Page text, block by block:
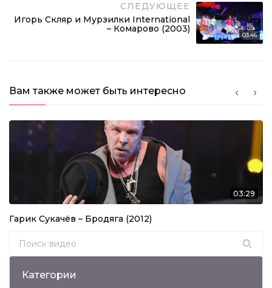
СЛЕДУЮЩЕЕ
Игорь Скляр и Мурзилки International
– Комарово (2003)
03:46
Вам также может быть интересно
03:29
Гарик Сукачёв – Бродяга (2012)
Search for:
Категории